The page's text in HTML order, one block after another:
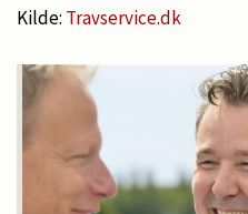
Kilde: Travservice.dk